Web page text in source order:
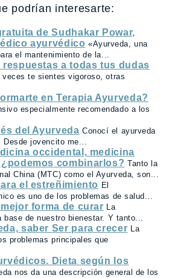
podrían interesarte:
de Sudhakar Powar,
ayurvédico «Ayurveda, una
el mantenimiento de la...
respuestas a todas tus dudas
veces te sientes vigoroso, otras
en Terapia Ayurveda?
especialmente recomendado a los
del Ayurveda Conocí el ayurveda
Desde jovencito me...
occidental, medicina
combinarlos? Tanto la
China (MTC) como el Ayurveda, son...
el estreñimiento El
es uno de los problemas de salud...
forma de curar La
base de nuestro bienestar. Y tanto...
saber Ser para crecer La
problemas principales que
Dieta según los
nos da una descripción general de los